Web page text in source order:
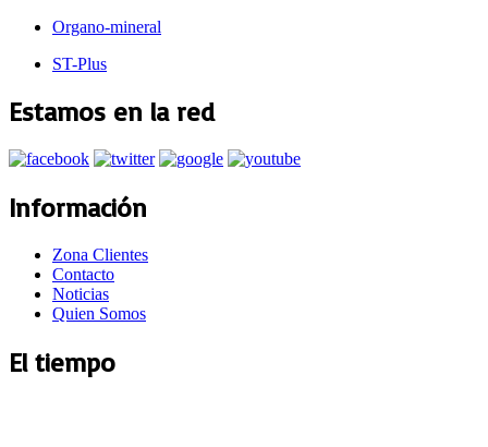
Organo-mineral
ST-Plus
Estamos en la red
Información
Zona Clientes
Contacto
Noticias
Quien Somos
El tiempo